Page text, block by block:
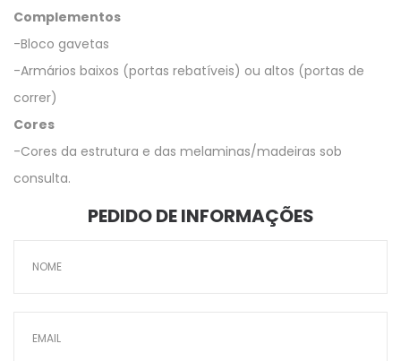
Complementos
-Bloco gavetas
-Armários baixos (portas rebatíveis) ou altos (portas de
correr)
Cores
-Cores da estrutura e das melaminas/madeiras sob
consulta.
PEDIDO DE INFORMAÇÕES